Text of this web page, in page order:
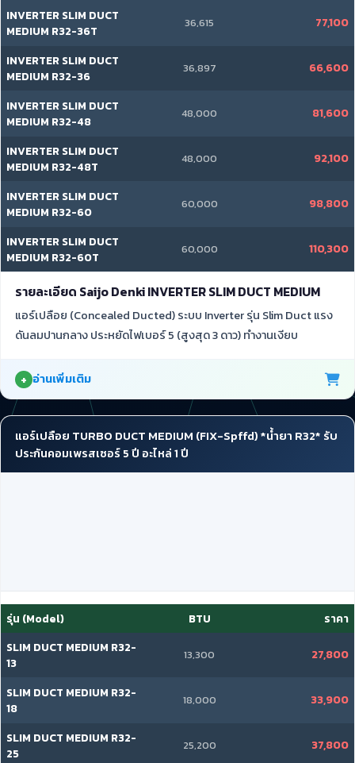
INVERTER SLIM DUCT
MEDIUM R32-36T
36,615 77,100
INVERTER SLIM DUCT
MEDIUM R32-36
36,897 66,600
INVERTER SLIM DUCT
MEDIUM R32-48
48,000 81,600
INVERTER SLIM DUCT
MEDIUM R32-48T
48,000 92,100
INVERTER SLIM DUCT
MEDIUM R32-60
60,000 98,800
INVERTER SLIM DUCT
MEDIUM R32-60T
60,000 110,300
รายละเอียด Saijo Denki INVERTER SLIM DUCT MEDIUM
แอร์เปลือย (Concealed Ducted) ระบบ Inverter รุ่น Slim Duct แรง
ดันลมปานกลาง ประหยัดไฟเบอร์ 5 (สูงสุด 3 ดาว) ทำงานเงียบ
อ่านเพิ่มเติม
แอร์เปลือย TURBO DUCT MEDIUM (FIX-Spffd) *น้ำยา R32* รับ
ประกันคอมเพรสเซอร์ 5 ปี อะไหล่ 1 ปี
รุ่น (Model) BTU
ราคา
SLIM DUCT MEDIUM R32-
13
13,300 27,800
SLIM DUCT MEDIUM R32-
18
18,000 33,900
SLIM DUCT MEDIUM R32-
25
25,200 37,800